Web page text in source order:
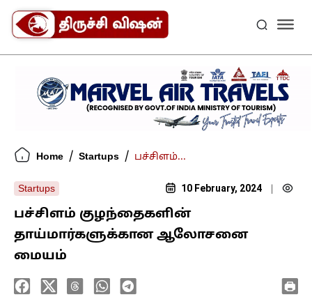
Home / Startups / பச்சிளம்...
Startups 10 February, 2024
பச்சிளம் குழந்தைகளின்
தாய்மார்களுக்கான ஆலோசனை
மையம்